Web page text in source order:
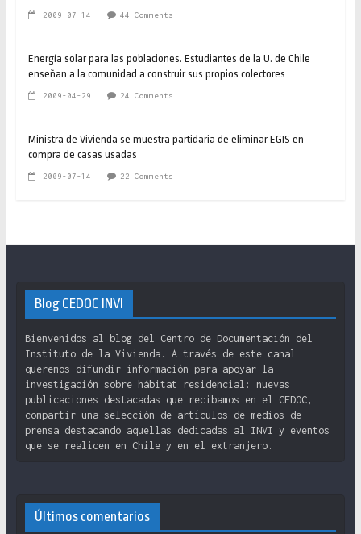
2009-07-14 44 Comments
Energía solar para las poblaciones. Estudiantes de la U. de Chile
enseñan a la comunidad a construir sus propios colectores
2009-04-29 24 Comments
Ministra de Vivienda se muestra partidaria de eliminar EGIS en
compra de casas usadas
2009-07-14 22 Comments
Blog CEDOC INVI
Bienvenidos al blog del Centro de Documentación del
Instituto de la Vivienda. A través de este canal
queremos difundir información para apoyar la
investigación sobre hábitat residencial: nuevas
publicaciones destacadas que recibamos en el CEDOC,
compartir una selección de artículos de medios de
prensa destacando aquellas dedicadas al INVI y eventos
que se realicen en Chile y en el extranjero.
Últimos comentarios